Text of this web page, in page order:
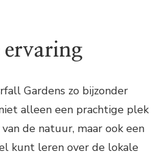
ervaring
Gardens zo bijzonder
alleen een prachtige plek
de natuur, maar ook een
kunt leren over de lokale